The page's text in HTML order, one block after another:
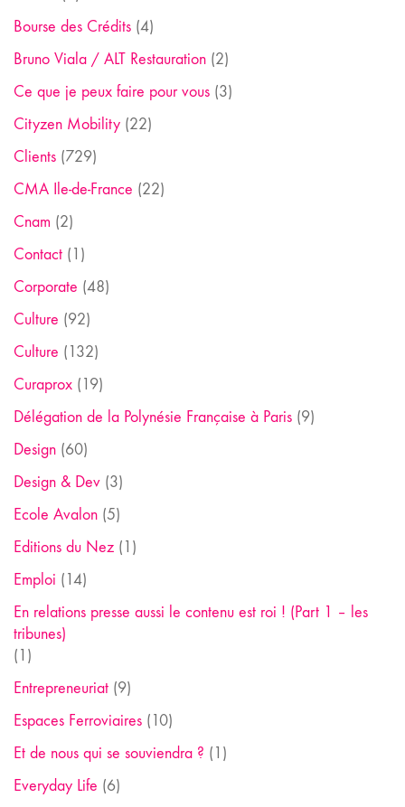
Bourse des Crédits (4)
Bruno Viala / ALT Restauration (2)
Ce que je peux faire pour vous (3)
Cityzen Mobility (22)
Clients (729)
CMA Ile-de-France (22)
Cnam (2)
Contact (1)
Corporate (48)
Culture (92)
Culture (132)
Curaprox (19)
Délégation de la Polynésie Française à Paris (9)
Design (60)
Design & Dev (3)
Ecole Avalon (5)
Editions du Nez (1)
Emploi (14)
En relations presse aussi le contenu est roi ! (Part 1 – les
tribunes)
(1)
Entrepreneuriat (9)
Espaces Ferroviaires (10)
Et de nous qui se souviendra ? (1)
Everyday Life (6)